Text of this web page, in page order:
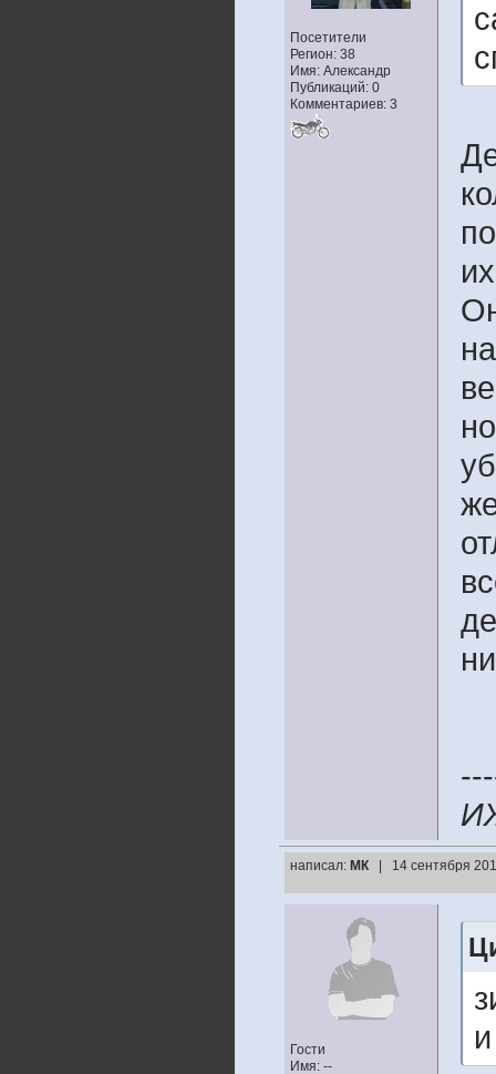
Посетители
Регион: 38
Имя: Александр
Публикаций: 0
Комментариев: 3
написал: МК | 14 сентября
Гости
Имя: --